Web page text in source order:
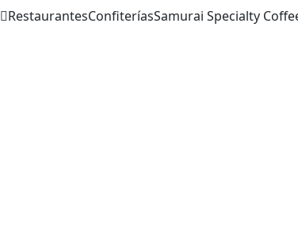
RestaurantesConfiteríasSamurai Specialty